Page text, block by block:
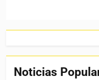
Noticias